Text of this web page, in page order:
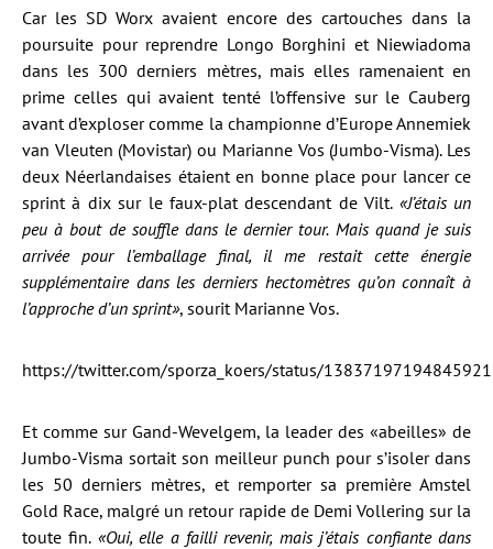
Car les SD Worx avaient encore des cartouches dans la
poursuite pour reprendre Longo Borghini et Niewiadoma
dans les 300 derniers mètres, mais elles ramenaient en
prime celles qui avaient tenté l’offensive sur le Cauberg
avant d’exploser comme la championne d’Europe Annemiek
van Vleuten (Movistar) ou Marianne Vos (Jumbo-Visma). Les
deux Néerlandaises étaient en bonne place pour lancer ce
sprint à dix sur le faux-plat descendant de Vilt. «J’étais un
peu à bout de souffle dans le dernier tour. Mais quand je suis
arrivée pour l’emballage final, il me restait cette énergie
supplémentaire dans les derniers hectomètres qu’on connaît à
l’approche d’un sprint», sourit Marianne Vos.
https://twitter.com/sporza_koers/status/
Et comme sur Gand-Wevelgem, la leader des «abeilles» de
Jumbo-Visma sortait son meilleur punch pour s’isoler dans
les 50 derniers mètres, et remporter sa première Amstel
Gold Race, malgré un retour rapide de Demi Vollering sur la
toute fin. «Oui, elle a failli revenir, mais j’étais confiante dans